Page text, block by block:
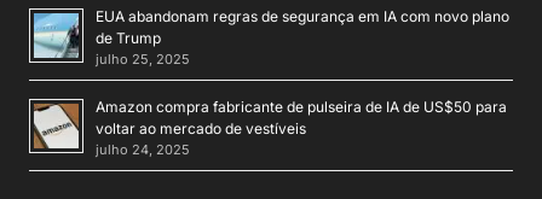
EUA abandonam regras de segurança em IA com novo plano
de Trump
julho 25, 2025
Amazon compra fabricante de pulseira de IA de US$50 para
voltar ao mercado de vestíveis
julho 24, 2025